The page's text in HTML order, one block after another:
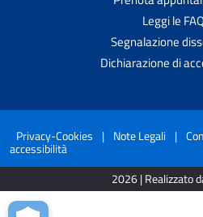
Leggi le FAQ
Segnalazione
Dichiarazione di
Privacy-Cookies | Note Legali |
accessibilità
2026 | Realizzato